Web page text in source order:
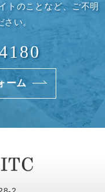
トのことなど、ご不明
い。
ーム